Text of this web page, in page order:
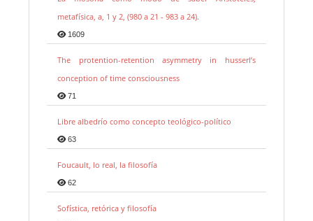
metafísica, a, 1 y 2, (980 a 21 - 983 a 24).
1609
The protention-retention asymmetry in husserl’s
conception of time consciousness
71
Libre albedrío como concepto teológico-político
63
Foucault, lo real, la filosofía
62
Sofística, retórica y filosofía